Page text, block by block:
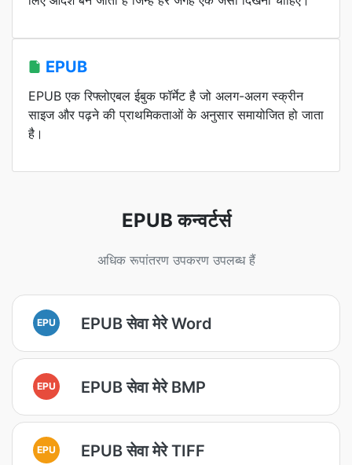
EPUB
EPUB एक रिफ्लोएबल ईबुक फॉर्मेट है जो अलग-अलग स्क्रीन
साइज और पढ़ने की प्राथमिकताओं के अनुसार समायोजित हो जाता
है।
EPUB कन्वर्टर्स
अधिक रूपांतरण उपकरण उपलब्ध हैं
EPU EPUB सेवा मेरे Word
EPU EPUB सेवा मेरे BMP
EPU EPUB सेवा मेरे TIFF